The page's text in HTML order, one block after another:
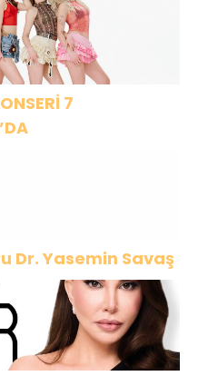
7
Dr. Yasemin Savaş